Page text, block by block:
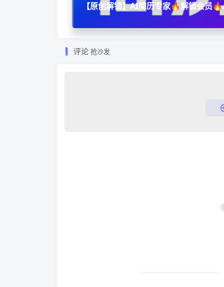
【原创解锁】AI简历专家🔥解锁会员
评论 抢沙发